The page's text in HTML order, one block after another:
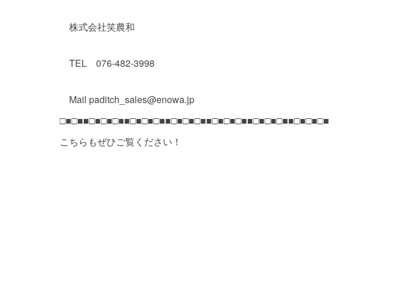
株式会社笑農和
TEL 076-482-3998
Mail paditch_sales@enowa.jp
□■□■■□■□■□■■□■□■□■■□■□■□■■□■□■□■■□■□■□■■□■□■□■
こちらもぜひご覧ください！